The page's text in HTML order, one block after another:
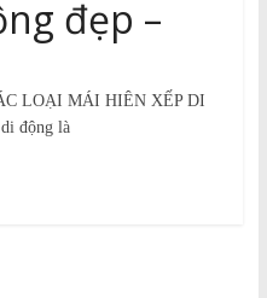
đẹp –
LOẠI MÁI HIÊN XẾP DI
động là